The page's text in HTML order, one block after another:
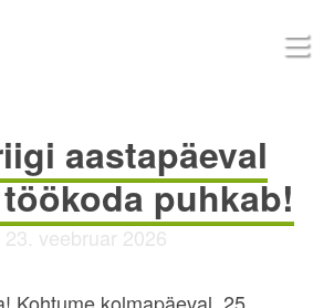
aastapäeval
puhkab!
23. veebruar 2026